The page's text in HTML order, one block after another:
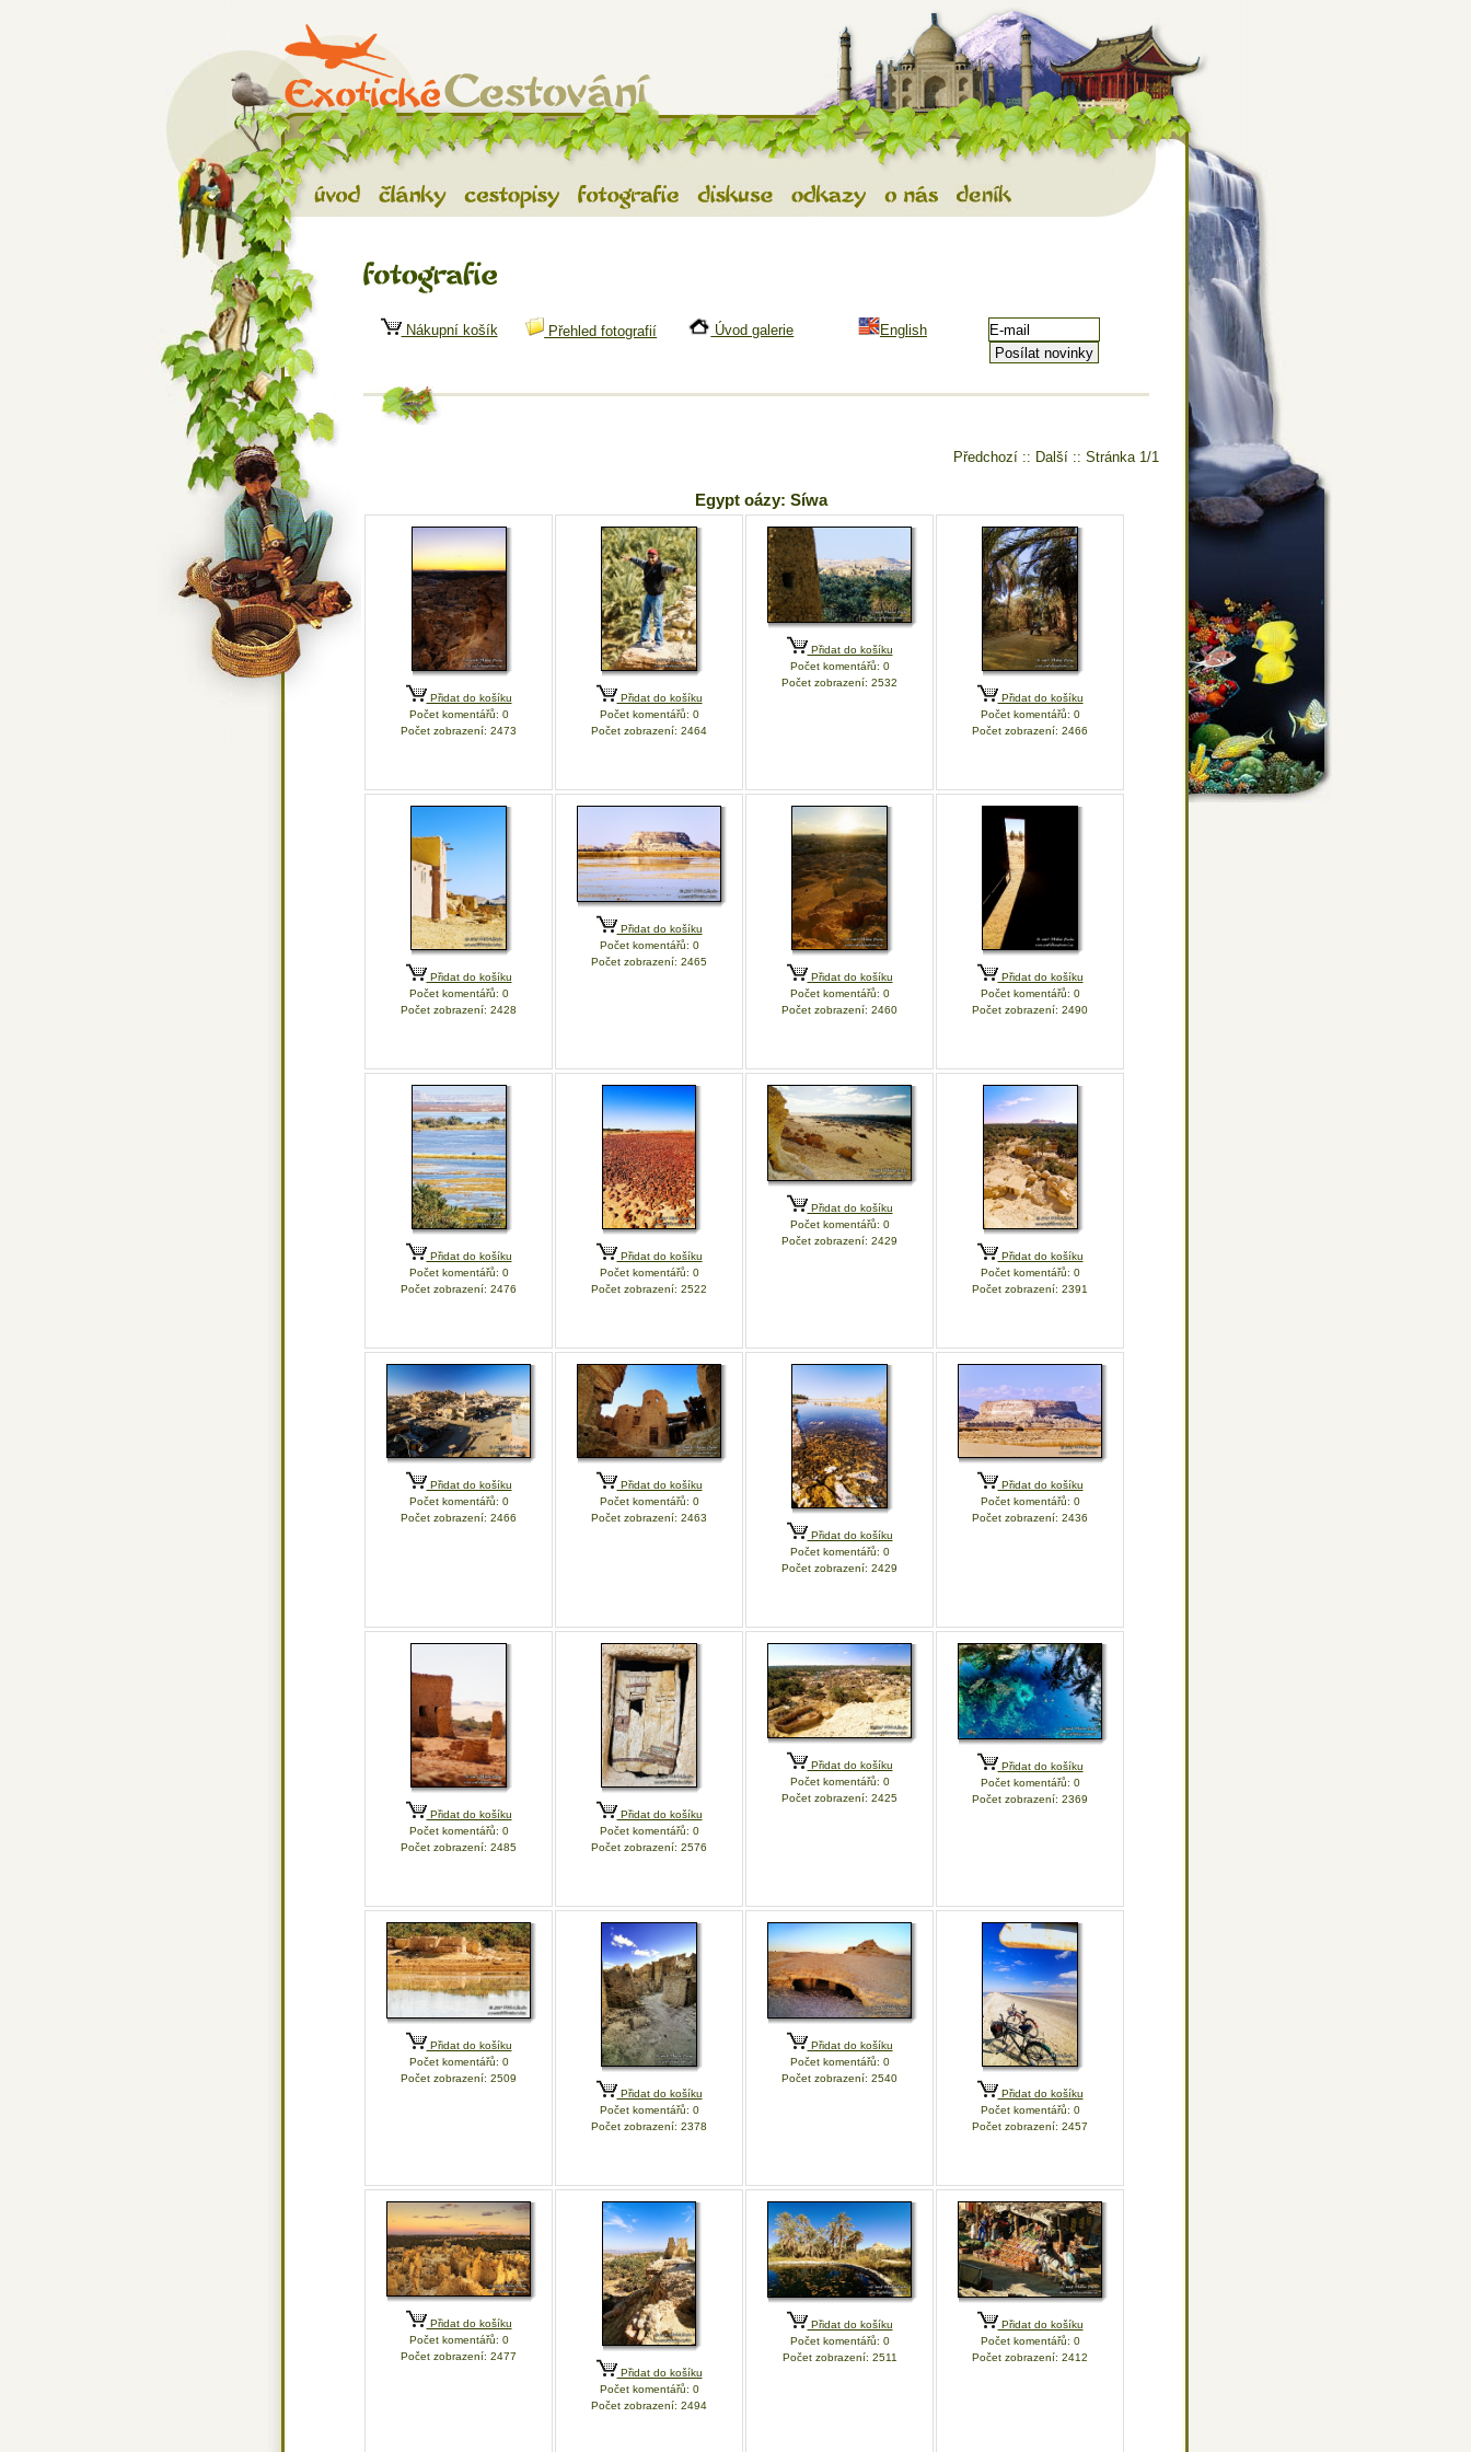
Exotické cestování - vše o exotickém cestování, cestopisy z exotických zemí, diskuse a mnoho dalšího
Fotografie
Nákupní košík Přehled fotografií Úvod galerie English
Předchozí :: Další :: Stránka 1/1
Egypt oázy: Síwa
Přidat do košíku
Počet komentářů: 0
Počet zobrazení: 2473
Přidat do košíku
Počet komentářů: 0
Počet zobrazení: 2464
Přidat do košíku
Počet komentářů: 0
Počet zobrazení: 2532
Přidat do košíku
Počet komentářů: 0
Počet zobrazení: 2466
Přidat do košíku
Počet komentářů: 0
Počet zobrazení: 2428
Přidat do košíku
Počet komentářů: 0
Počet zobrazení: 2465
Přidat do košíku
Počet komentářů: 0
Počet zobrazení: 2460
Přidat do košíku
Počet komentářů: 0
Počet zobrazení: 2490
Přidat do košíku
Počet komentářů: 0
Počet zobrazení: 2476
Přidat do košíku
Počet komentářů: 0
Počet zobrazení: 2522
Přidat do košíku
Počet komentářů: 0
Počet zobrazení: 2429
Přidat do košíku
Počet komentářů: 0
Počet zobrazení: 2391
Přidat do košíku
Počet komentářů: 0
Počet zobrazení: 2466
Přidat do košíku
Počet komentářů: 0
Počet zobrazení: 2463
Přidat do košíku
Počet komentářů: 0
Počet zobrazení: 2429
Přidat do košíku
Počet komentářů: 0
Počet zobrazení: 2436
Přidat do košíku
Počet komentářů: 0
Počet zobrazení: 2485
Přidat do košíku
Počet komentářů: 0
Počet zobrazení: 2576
Přidat do košíku
Počet komentářů: 0
Počet zobrazení: 2425
Přidat do košíku
Počet komentářů: 0
Počet zobrazení: 2369
Přidat do košíku
Počet komentářů: 0
Počet zobrazení: 2509
Přidat do košíku
Počet komentářů: 0
Počet zobrazení: 2378
Přidat do košíku
Počet komentářů: 0
Počet zobrazení: 2540
Přidat do košíku
Počet komentářů: 0
Počet zobrazení: 2457
Přidat do košíku
Počet komentářů: 0
Počet zobrazení: 2477
Přidat do košíku
Počet komentářů: 0
Počet zobrazení: 2494
Přidat do košíku
Počet komentářů: 0
Počet zobrazení: 2511
Přidat do košíku
Počet komentářů: 0
Počet zobrazení: 2412
Úvod Články Cestopisy Fotografie Diskuse Odkazy O nás Deník